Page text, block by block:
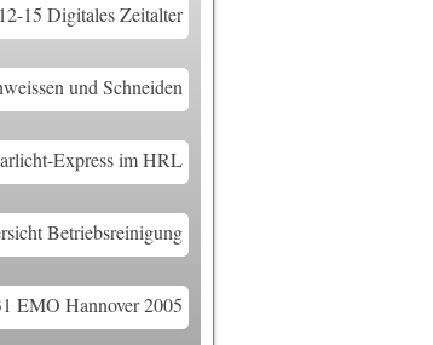
15 Digitales Zeitalter
und Schneiden
Express im HRL
Betriebsreinigung
EMO Hannover 2005